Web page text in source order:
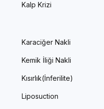
Kalp Krizi
Karaciğer Nakli
Kemik İliği Nakli
Kısırlık(İnferilite)
Liposuction